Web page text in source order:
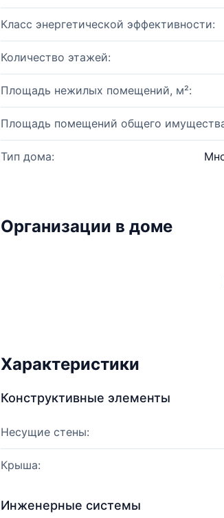
Класс энергетической эффективности:
Количество этажей:
Площадь нежилых помещений, м²:
Площадь помещений общего
Тип дома:
Организации в доме
Характеристики
Конструктивные элементы
Несущие стены:
Крыша:
Инженерные системы